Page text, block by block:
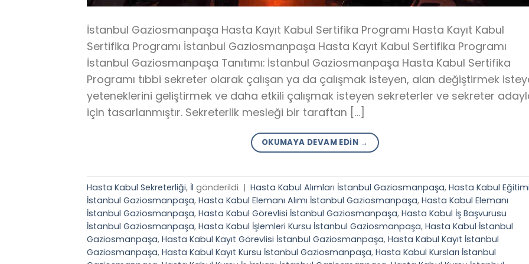
İstanbul Gaziosmanpaşa Hasta Kayıt Kabul Sertifika Programı Hasta Kayıt Kabul
Sertifika Programı İstanbul Gaziosmanpaşa Hasta Kayıt Kabul Sertifika Programı
İstanbul Gaziosmanpaşa Tanıtımı: İstanbul Gaziosmanpaşa Hasta Kabul Sertifika
Programı tıbbi sekreter olarak çalışan ya da çalışmak isteyen, alan değiştirmek
yeteneklerini geliştirmek ve daha etkili çalışmak isteyen sekreterler ve sekreter
için tasarlanmıştır. Sekreterlik mesleği bir taraftan […]
OKUMAYA DEVAM EDIN →
Hasta Kabul Sekreterliği, İl gönderildi | Hasta Kabul Alımları İstanbul Gaziosmanpaşa, Hasta Kabul Eğitimi
İstanbul Gaziosmanpaşa, Hasta Kabul Elemanı Alımı İstanbul Gaziosmanpaşa, Hasta Kabul Elemanı
İstanbul Gaziosmanpaşa, Hasta Kabul Görevlisi İstanbul Gaziosmanpaşa, Hasta Kabul İş Başvurusu
İstanbul Gaziosmanpaşa, Hasta Kabul İşlemleri Kursu İstanbul Gaziosmanpaşa, Hasta Kabul İstanbul
Gaziosmanpaşa, Hasta Kabul Kayıt Görevlisi İstanbul Gaziosmanpaşa, Hasta Kabul Kayıt İstanbul
Gaziosmanpaşa, Hasta Kabul Kayıt Kursu İstanbul Gaziosmanpaşa, Hasta Kabul Kursları İstanbul